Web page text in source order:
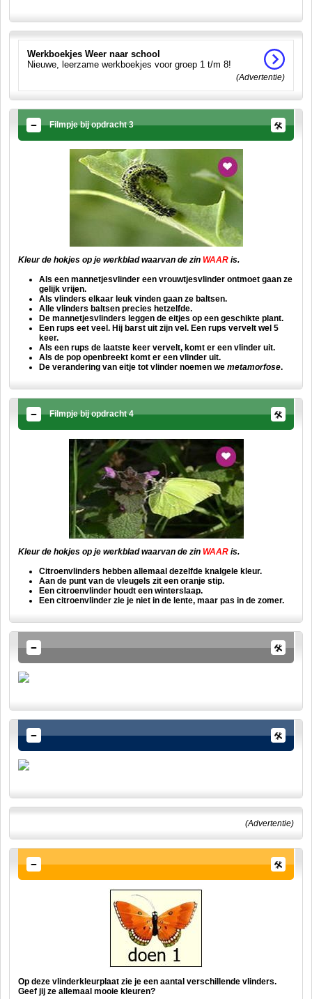
Werkboekjes Weer naar school
Nieuwe, leerzame werkboekjes voor groep 1 t/m 8!
(Advertentie)
Filmpje bij opdracht 3
Kleur de hokjes op je werkblad waarvan de zin WAAR is.
Als een mannetjesvlinder een vrouwtjesvlinder ontmoet gaan ze
gelijk vrijen.
Als vlinders elkaar leuk vinden gaan ze baltsen.
Alle vlinders baltsen precies hetzelfde.
De mannetjesvlinders leggen de eitjes op een geschikte plant.
Een rups eet veel. Hij barst uit zijn vel. Een rups vervelt wel 5
keer.
Als een rups de laatste keer vervelt, komt er een vlinder uit.
Als de pop openbreekt komt er een vlinder uit.
De verandering van eitje tot vlinder noemen we metamorfose.
Filmpje bij opdracht 4
Kleur de hokjes op je werkblad waarvan de zin WAAR is.
Citroenvlinders hebben allemaal dezelfde knalgele kleur.
Aan de punt van de vleugels zit een oranje stip.
Een citroenvlinder houdt een winterslaap.
Een citroenvlinder zie je niet in de lente, maar pas in de zomer.
(Advertentie)
Op deze vlinderkleurplaat zie je een aantal verschillende vlinders.
Geef jij ze allemaal mooie kleuren?